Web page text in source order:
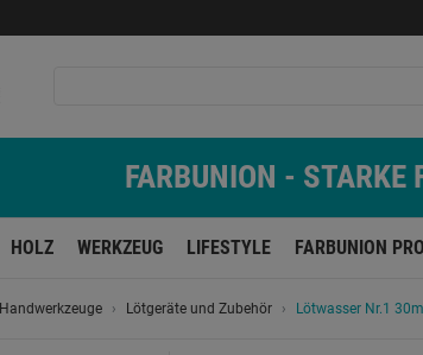
FARBUNION -
HOLZ WERKZEUG LIFESTYLE FARBUNION
Handwerkzeuge Lötgeräte und Zubehör Lötwasser Nr.1